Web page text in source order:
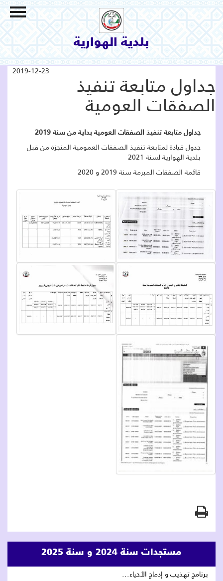
الاتصال بنا
السياحة و الثقافة
البيئة والمحيط
خدمات بلدية
البلدية
التعريف بالمنطقة
بلدية الهوارية
2019-12-23
جداول متابعة تنفيذ
الصفقات العومية
جداول متابعة تنفيذ الصفقات العومية بداية من سنة 2019
جدول قيادة لمتابعة تنفيذ الصفقات العمومية المنجزة من قبل
بلدية الهوارية لسنة 2021
قائمة الصفقات المبرمة سنة 2019 و 2020
مستجدات سنة 2024 و سنة 2025
برنامج تهذيب و إدماج الأحياء...